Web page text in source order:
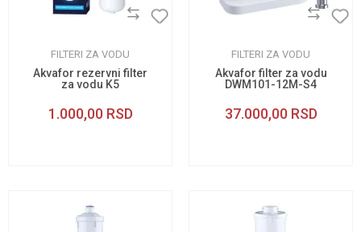
FILTERI ZA VODU
Akvafor rezervni filter
za vodu K5
1.000,00 RSD
FILTERI ZA VODU
Akvafor filter za vodu
DWM101-12M-S4
37.000,00 RSD